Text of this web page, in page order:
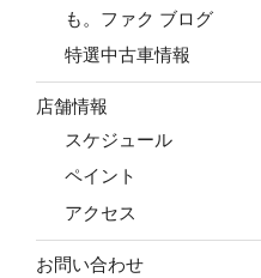
も。ファク ブログ
特選中古車情報
店舗情報
スケジュール
ペイント
アクセス
お問い合わせ